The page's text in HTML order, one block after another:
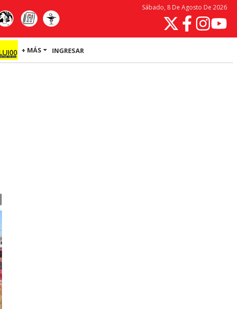
Sábado, 8 De Agosto De 2026
+ MÁS INGRESAR